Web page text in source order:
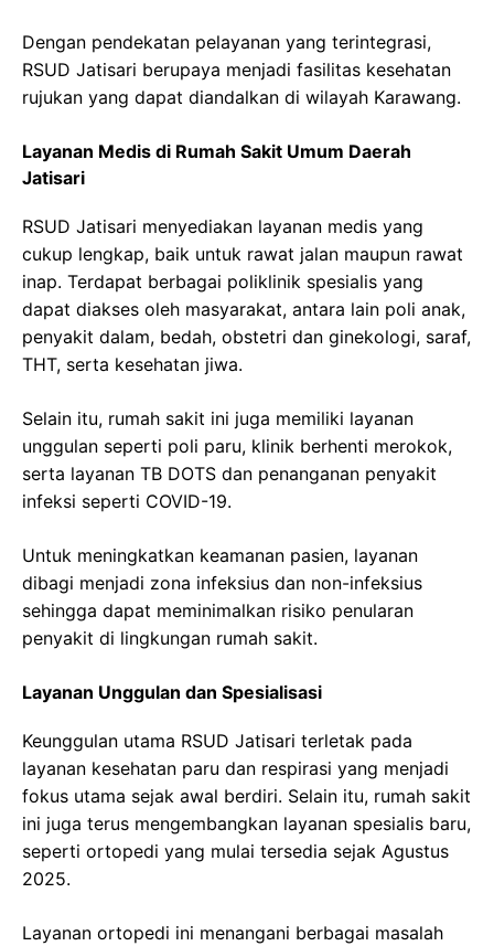
Dengan pendekatan pelayanan yang terintegrasi,
RSUD Jatisari berupaya menjadi fasilitas kesehatan
rujukan yang dapat diandalkan di wilayah Karawang.
Layanan Medis di Rumah Sakit Umum Daerah
Jatisari
RSUD Jatisari menyediakan layanan medis yang
cukup lengkap, baik untuk rawat jalan maupun rawat
inap. Terdapat berbagai poliklinik spesialis yang
dapat diakses oleh masyarakat, antara lain poli anak,
penyakit dalam, bedah, obstetri dan ginekologi, saraf,
THT, serta kesehatan jiwa.
Selain itu, rumah sakit ini juga memiliki layanan
unggulan seperti poli paru, klinik berhenti merokok,
serta layanan TB DOTS dan penanganan penyakit
infeksi seperti COVID-19.
Untuk meningkatkan keamanan pasien, layanan
dibagi menjadi zona infeksius dan non-infeksius
sehingga dapat meminimalkan risiko penularan
penyakit di lingkungan rumah sakit.
Layanan Unggulan dan Spesialisasi
Keunggulan utama RSUD Jatisari terletak pada
layanan kesehatan paru dan respirasi yang menjadi
fokus utama sejak awal berdiri. Selain itu, rumah sakit
ini juga terus mengembangkan layanan spesialis baru,
seperti ortopedi yang mulai tersedia sejak Agustus
2025.
Layanan ortopedi ini menangani berbagai masalah